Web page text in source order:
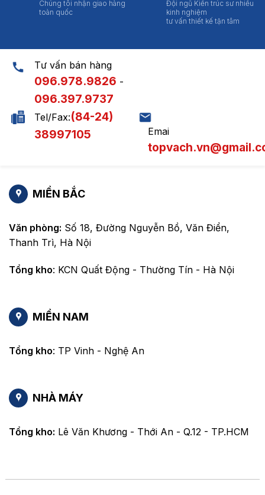
Chúng tôi nhận giao hàng
toàn quốc
Đội ngũ Kiến trúc sư nhiều
kinh nghiệm
tư vấn thiết kế tận tâm
Tư vấn bán hàng
096.978.9826 -
096.397.9737
Tel/Fax:(84-24)
38997105
Emai
MIỀN BẮC
Văn phòng: Số 18, Đường Nguyễn Bồ, Văn Điển,
Thanh Trì, Hà Nội
Tổng kho: KCN Quất Động - Thường Tín - Hà Nội
MIỀN NAM
Tổng kho: TP Vinh - Nghệ An
NHÀ MÁY
Tổng kho: Lê Văn Khương - Thới An - Q.12 - TP.HCM